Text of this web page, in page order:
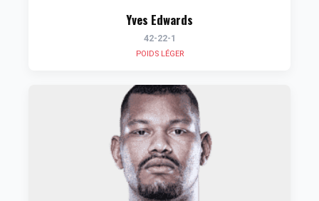
Yves Edwards
42-22-1
POIDS LÉGER